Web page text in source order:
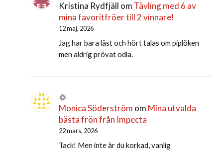
Kristina Rydfjäll om Tävling med 6 av
mina favoritfröer till 2 vinnare!
12 maj, 2026
Jag har bara läst och hört talas om piplöken
men aldrig prövat odla.
Monica Söderström om Mina utvalda
bästa frön från Impecta
22 mars, 2026
Tack! Men inte är du korkad, vanlig